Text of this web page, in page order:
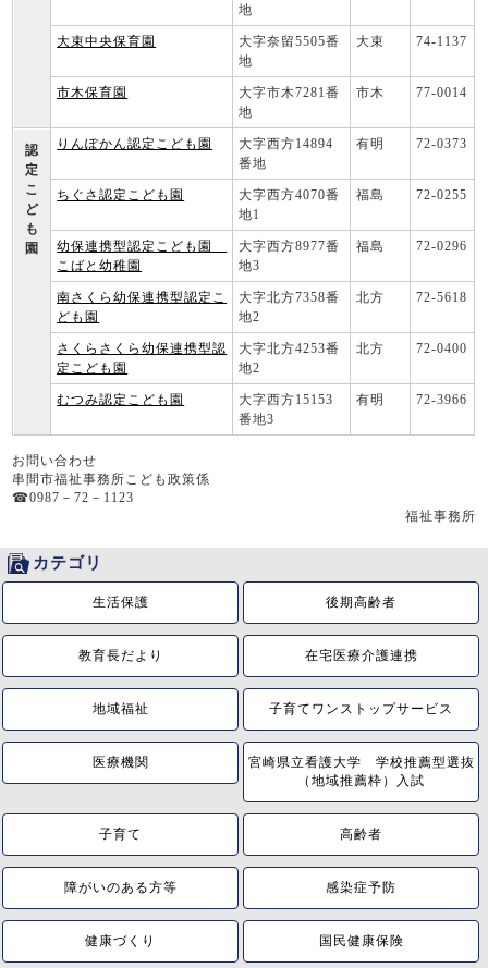
地
大束中央保育園
大字奈留5505番
地
大束 74-1137
市木保育園
大字市木7281番
地
市木 77-0014
認
定
こ
ど
も
園
りんぽかん認定こども園
大字西方14894
番地
有明 72-0373
ちぐさ認定こども園
大字西方4070番
地1
福島 72-0255
幼保連携型認定こども園
こばと幼稚園
大字西方8977番
地3
福島 72-0296
南さくら幼保連携型認定こ
ども園
大字北方7358番
地2
北方 72-5618
さくらさくら幼保連携型認
定こども園
大字北方4253番
地2
北方 72-0400
むつみ認定こども園
大字西方15153
番地3
有明 72-3966
お問い合わせ
串間市福祉事務所こども政策係
☎0987－72－1123
福祉事務所
カテゴリ
生活保護 後期高齢者
教育長だより 在宅医療介護連携
地域福祉 子育てワンストップサービス
医療機関
宮崎県立看護大学 学校推薦型選抜
（地域推薦枠）入試
子育て 高齢者
障がいのある方等 感染症予防
健康づくり 国民健康保険